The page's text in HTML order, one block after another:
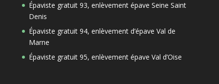
Épaviste gratuit 93, enlèvement épave Seine Saint
Denis
Épaviste gratuit 94, enlèvement d’épave Val de
Marne
Épaviste gratuit 95, enlèvement épave Val d’Oise